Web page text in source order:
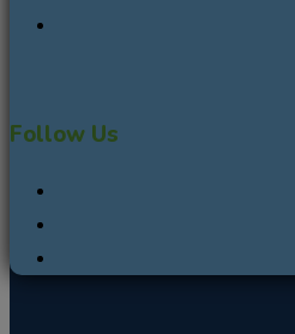
Follow Us